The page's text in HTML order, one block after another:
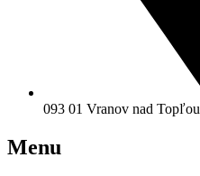
093 01 Vranov nad Topľou
Menu